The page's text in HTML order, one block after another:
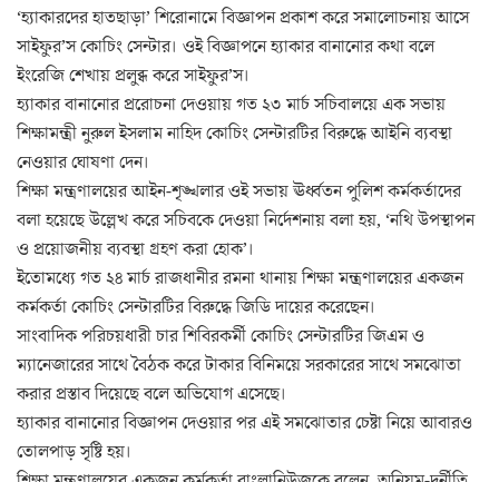
‘হ্যাকারদের হাতছাড়া’ শিরোনামে বিজ্ঞাপন প্রকাশ করে সমালোচনায় আসে
সাইফুর’স কোচিং সেন্টার। ওই বিজ্ঞাপনে হ্যাকার বানানোর কথা বলে
ইংরেজি শেখায় প্রলুব্ধ করে সাইফুর’স।
হ্যাকার বানানোর প্ররোচনা দেওয়ায় গত ২৩ মার্চ সচিবালয়ে এক সভায়
শিক্ষামন্ত্রী নুরুল ইসলাম নাহিদ কোচিং সেন্টারটির বিরুদ্ধে আইনি ব্যবস্থা
নেওয়ার ঘোষণা দেন।
শিক্ষা মন্ত্রণালয়ের আইন-শৃঙ্খলার ওই সভায় ঊর্ধ্বতন পুলিশ কর্মকর্তাদের
বলা হয়েছে উল্লেখ করে সচিবকে দেওয়া নির্দেশনায় বলা হয়, ‘নথি উপস্থাপন
ও প্রয়োজনীয় ব্যবস্থা গ্রহণ করা হোক’।
ইতোমধ্যে গত ২৪ মার্চ রাজধানীর রমনা থানায় শিক্ষা মন্ত্রণালয়ের একজন
কর্মকর্তা কোচিং সেন্টারটির বিরুদ্ধে জিডি দায়ের করেছেন।
সাংবাদিক পরিচয়ধারী চার শিবিরকর্মী কোচিং সেন্টারটির জিএম ও
ম্যানেজারের সাথে বৈঠক করে টাকার বিনিময়ে সরকারের সাথে সমঝোতা
করার প্রস্তাব দিয়েছে বলে অভিযোগ এসেছে।
হ্যাকার বানানোর বিজ্ঞাপন দেওয়ার পর এই সমঝোতার চেষ্টা নিয়ে আবারও
তোলপাড় সৃষ্টি হয়।